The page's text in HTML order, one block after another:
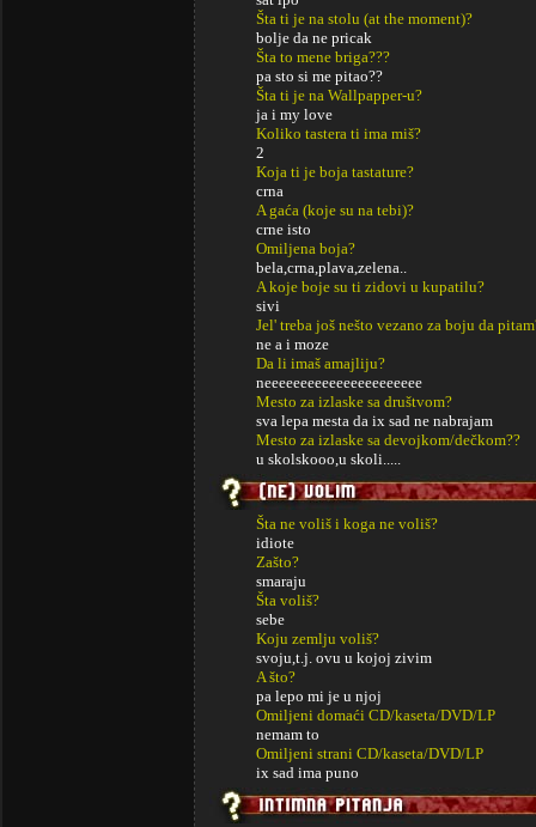
Šta ti je na stolu (at the moment)?
bolje da ne pricak
Šta to mene briga???
pa sto si me pitao??
Šta ti je na Wallpapper-u?
ja i my love
Koliko tastera ti ima miš?
2
Koja ti je boja tastature?
crna
A gaća (koje su na tebi)?
crne isto
Omiljena boja?
bela,crna,plava,zelena..
A koje boje su ti zidovi u kupatilu?
sivi
Jel' treba još nešto vezano za boju da
ne a i moze
Da li imaš amajliju?
neeeeeeeeeeeeeeeeeeeeee
Mesto za izlaske sa društvom?
sva lepa mesta da ix sad ne nabrajam
Mesto za izlaske sa devojkom/dečkom??
u skolskooo,u skoli.....
Šta ne voliš i koga ne voliš?
idiote
Zašto?
smaraju
Šta voliš?
sebe
Koju zemlju voliš?
svoju,t.j. ovu u kojoj zivim
A što?
pa lepo mi je u njoj
Omiljeni domaći CD/kaseta/DVD/LP
nemam to
Omiljeni strani CD/kaseta/DVD/LP
ix sad ima puno